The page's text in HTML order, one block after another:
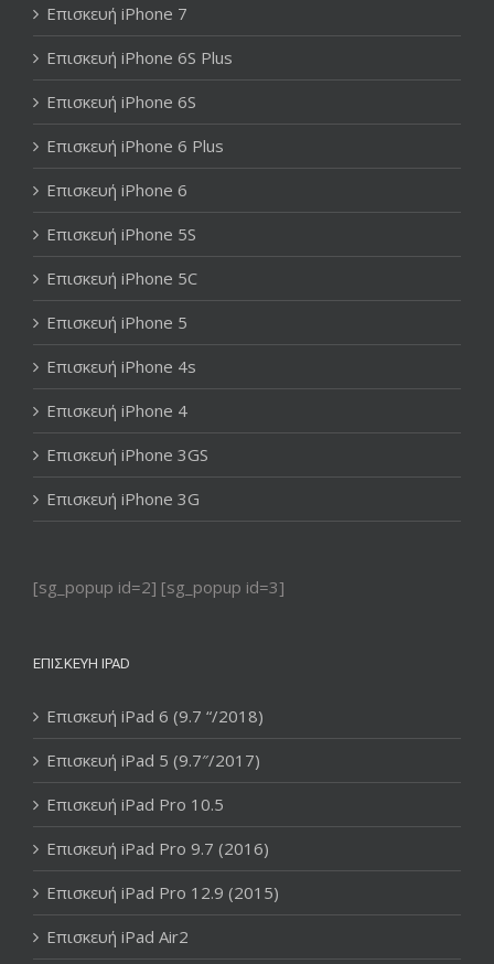
Επισκευή iPhone 7
Επισκευή iPhone 6S Plus
Επισκευή iPhone 6S
Επισκευή iPhone 6 Plus
Επισκευή iPhone 6
Επισκευή iPhone 5S
Επισκευή iPhone 5C
Επισκευή iPhone 5
Επισκευή iPhone 4s
Επισκευή iPhone 4
Επισκευή iPhone 3GS
Επισκευή iPhone 3G
[sg_popup id=2] [sg_popup id=3]
ΕΠΙΣΚΕΥΉ IPAD
Επισκευή iPad 6 (9.7 “/2018)
Επισκευή iPad 5 (9.7″/2017)
Επισκευή iPad Pro 10.5
Επισκευή iPad Pro 9.7 (2016)
Επισκευή iPad Pro 12.9 (2015)
Επισκευή iPad Air2